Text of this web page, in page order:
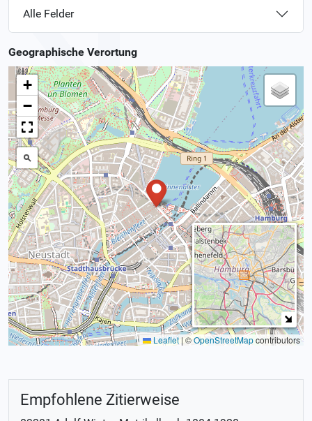
Alle Felder
Geographische Verortung
+
−
Leaflet | ©OpenStreetMapcontributors
Empfohlene Zitierweise